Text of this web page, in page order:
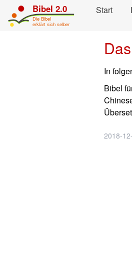
Navigation überspringen direkt zum
Bibel 2.0
Die Bibel
erklärt sich selber
Start
In
Bibel
2018-